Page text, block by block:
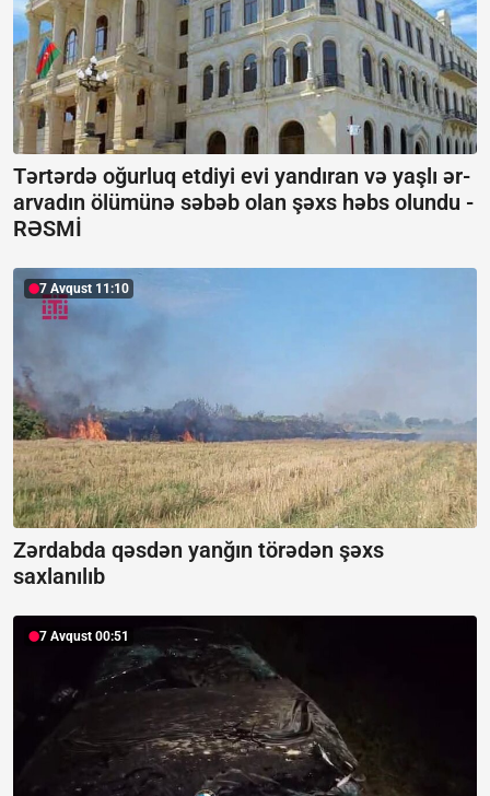
Tərtərdə oğurluq etdiyi evi yandıran və yaşlı ər-
arvadın ölümünə səbəb olan şəxs həbs olundu -
RƏSMİ
7 Avqust 11:10
Zərdabda qəsdən yanğın törədən şəxs
saxlanılıb
7 Avqust 00:51